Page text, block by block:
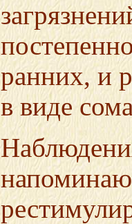
ранних, и
в виде